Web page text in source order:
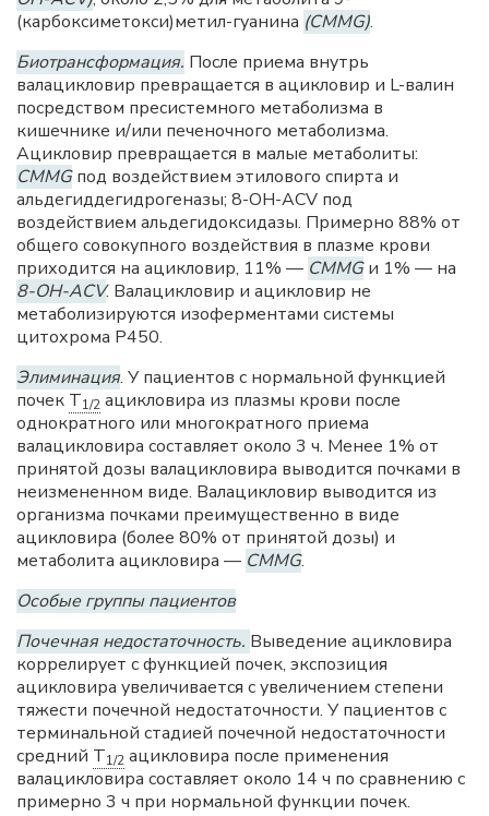
(карбоксиметокси)метил-гуанина (CMMG).
Биотрансформация. После приема внутрь
валацикловир превращается в ацикловир и L-валин
посредством пресистемного метаболизма в
кишечнике и/или печеночного метаболизма.
Ацикловир превращается в малые метаболиты:
CMMGпод воздействием этилового спирта и
альдегиддегидрогеназы; 8-ОН-ACV под
воздействием альдегидоксидазы. Примерно 88% от
общего совокупного воздействия в плазме крови
приходится на ацикловир, 11% — CMMGи 1% — на
8-OH-ACV. Валацикловир и ацикловир не
метаболизируются изоферментами системы
цитохрома Р450.
Элиминация. У пациентов с нормальной функцией
почек T1/2 ацикловира из плазмы крови после
однократного или многократного приема
валацикловира составляет около 3 ч. Менее 1% от
принятой дозы валацикловира выводится почками в
неизмененном виде. Валацикловир выводится из
организма почками преимущественно в виде
ацикловира (более 80% от принятой дозы) и
метаболита ацикловира — CMMG.
Особые группы пациентов
Почечная недостаточность. Выведение ацикловира
коррелирует с функцией почек, экспозиция
ацикловира увеличивается с увеличением степени
тяжести почечной недостаточности. У пациентов с
терминальной стадией почечной недостаточности
средний T1/2 ацикловира после применения
валацикловира составляет около 14 ч по сравнению с
примерно 3 ч при нормальной функции почек.